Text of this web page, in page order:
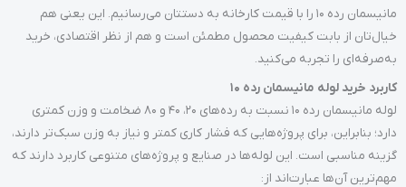
مانیسمان رده 10 را با قیمت کارخانه به دستتان می‌رسانیم. این یعنی هم
خیال‌تان از بابت کیفیت محصول مطمئن است و هم از نظر اقتصادی، خرید
به‌صرفه‌ای را تجربه می‌کنید.
کاربرد خرید لوله مانیسمان رده 10
لوله مانیسمان رده 10 نسبت به رده‌های 20، 40 و 80 ضخامت و وزن کمتری
دارد؛ بنابراین، برای پروژه‌هایی که فشار کاری کمتر و نیاز به وزن سبک‌تر دارند،
گزینه مناسبی است. این لوله‌ها در صنایع و پروژه‌های متنوعی کاربرد دارند که
مهم‌ترین آن‌ها عبارت‌اند از: